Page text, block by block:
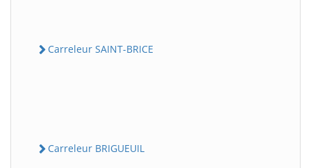
Carreleur SAINT-BRICE
Carreleur BRIGUEUIL